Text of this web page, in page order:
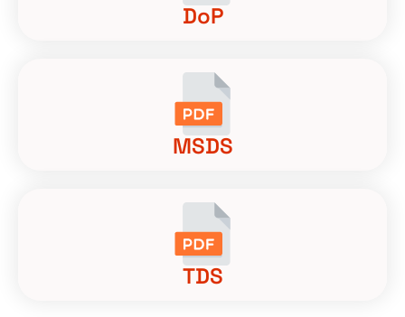
DoP
MSDS
TDS